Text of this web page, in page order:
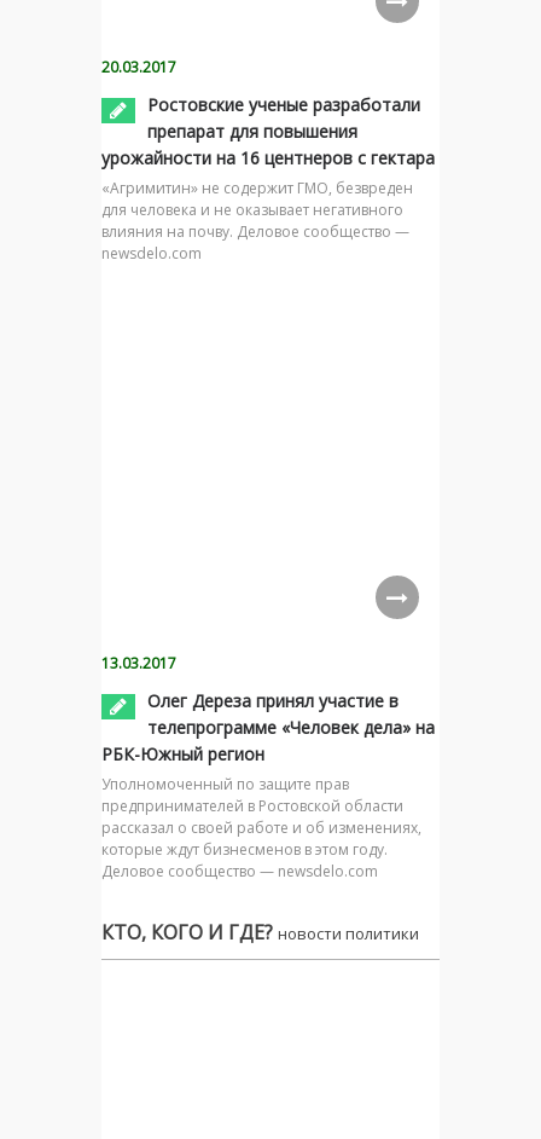
20.03.2017
Ростовские ученые разработали
препарат для повышения
урожайности на 16 центнеров с гектара
«Агримитин» не содержит ГМО, безвреден
для человека и не оказывает негативного
влияния на почву. Деловое сообщество —
newsdelo.com
13.03.2017
Олег Дереза принял участие в
телепрограмме «Человек дела» на
РБК-Южный регион
Уполномоченный по защите прав
предпринимателей в Ростовской области
рассказал о своей работе и об изменениях,
которые ждут бизнесменов в этом году.
Деловое сообщество — newsdelo.com
КТО, КОГО И ГДЕ? новости политики